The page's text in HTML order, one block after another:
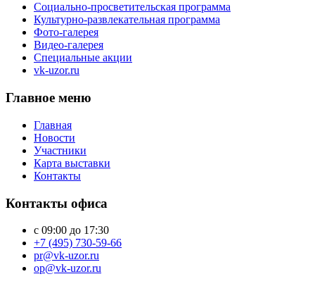
Социально-просветительская программа
Культурно-развлекательная программа
Фото-галерея
Видео-галерея
Специальные акции
vk-uzor.ru
Главное меню
Главная
Новости
Участники
Карта выставки
Контакты
Контакты офиса
с 09:00 до 17:30
+7 (495) 730-59-66
pr@vk-uzor.ru
op@vk-uzor.ru